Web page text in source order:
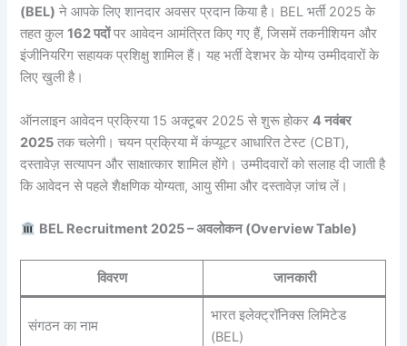
(BEL) ने आपके लिए शानदार अवसर प्रदान किया है। BEL भर्ती 2025 के
तहत कुल162 पदोंपर आवेदन आमंत्रित किए गए हैं, जिसमें तकनीशियन और
इंजीनियरिंग सहायक प्रशिक्षु शामिल हैं। यह भर्ती देशभर के योग्य उम्मीदवारों के
लिए खुली है।
ऑनलाइन आवेदन प्रक्रिया 15 अक्टूबर 2025 से शुरू होकर4 नवंबर
2025 तक चलेगी। चयन प्रक्रिया में कंप्यूटर आधारित टेस्ट (CBT),
दस्तावेज़ सत्यापन और साक्षात्कार शामिल होंगे। उम्मीदवारों को सलाह दी जाती है
कि आवेदन से पहले शैक्षणिक योग्यता, आयु सीमा और दस्तावेज़ जांच लें।
BEL Recruitment 2025 – अवलोकन (Overview Table)
विवरण जानकारी
संगठन का नाम
भारत इलेक्ट्रॉनिक्स लिमिटेड
(BEL)